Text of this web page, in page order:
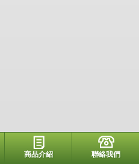
商品介紹 聯絡我們